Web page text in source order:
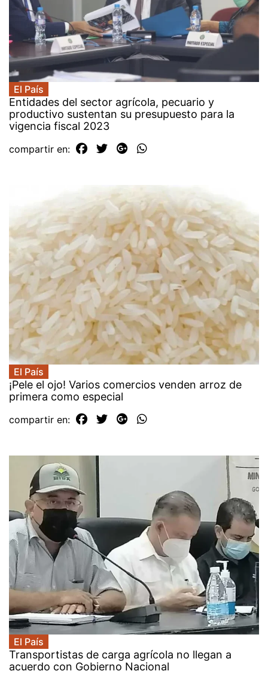
El País
Entidades del sector agrícola, pecuario y
productivo sustentan su presupuesto para la
vigencia fiscal 2023
compartir en:
El País
¡Pele el ojo! Varios comercios venden arroz de
primera como especial
compartir en:
El País
Transportistas de carga agrícola no llegan a
acuerdo con Gobierno Nacional